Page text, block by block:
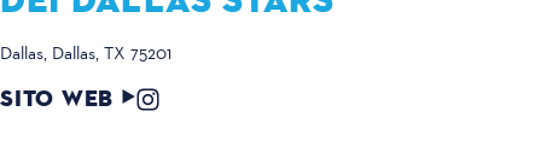
Dallas Dallas, TX 75201
SITO WEB